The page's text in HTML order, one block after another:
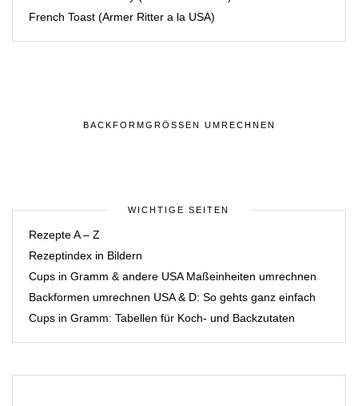
French Toast (Armer Ritter a la USA)
BACKFORMGRÖSSEN UMRECHNEN
WICHTIGE SEITEN
Rezepte A – Z
Rezeptindex in Bildern
Cups in Gramm & andere USA Maßeinheiten umrechnen
Backformen umrechnen USA & D: So gehts ganz einfach
Cups in Gramm: Tabellen für Koch- und Backzutaten